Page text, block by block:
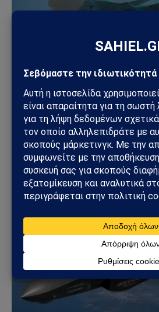
ΓΕΩΣΤΡΑΤΗΓΙΚΉ
Ρωσία: Δορυφορικές εικόνες
οχυρωμένα καταφύγια
προετοιμάζεται για βαθύτερο
31/07/2026